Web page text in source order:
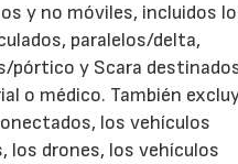
y no móviles, incluidos
paralelos/delta,
pórtico y Scara
o médico. También
los vehículos
los drones, los vehículos